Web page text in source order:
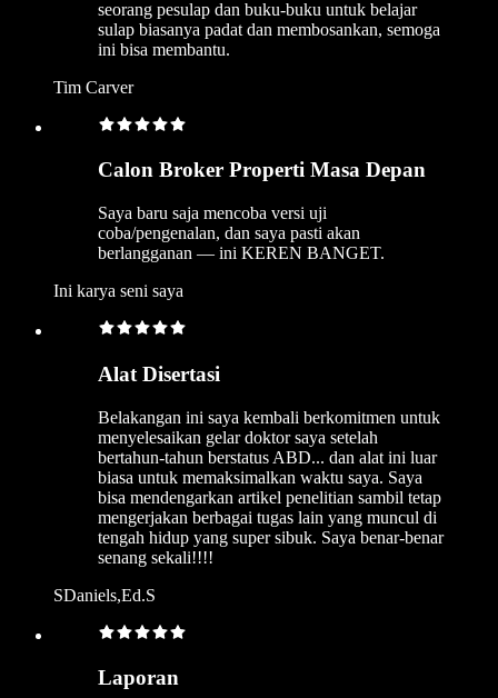
seorang pesulap dan buku-buku untuk belajar
sulap biasanya padat dan membosankan, semoga
ini bisa membantu.
Tim Carver
Calon Broker Properti Masa Depan
Saya baru saja mencoba versi uji
coba/pengenalan, dan saya pasti akan
berlangganan — ini KEREN BANGET.
Ini karya seni saya
Alat Disertasi
Belakangan ini saya kembali berkomitmen untuk
menyelesaikan gelar doktor saya setelah
bertahun-tahun berstatus ABD... dan alat ini luar
biasa untuk memaksimalkan waktu saya. Saya
bisa mendengarkan artikel penelitian sambil tetap
mengerjakan berbagai tugas lain yang muncul di
tengah hidup yang super sibuk. Saya benar-benar
senang sekali!!!!
SDaniels,Ed.S
Laporan